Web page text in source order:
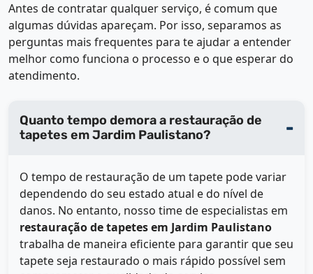
Antes de contratar qualquer serviço, é comum que
algumas dúvidas apareçam. Por isso, separamos as
perguntas mais frequentes para te ajudar a entender
melhor como funciona o processo e o que esperar do
atendimento.
Quanto tempo demora a restauração de
tapetes em Jardim Paulistano?
O tempo de restauração de um tapete pode variar
dependendo do seu estado atual e do nível de
danos. No entanto, nosso time de especialistas em
restauração de tapetes em Jardim Paulistano
trabalha de maneira eficiente para garantir que seu
tapete seja restaurado o mais rápido possível sem